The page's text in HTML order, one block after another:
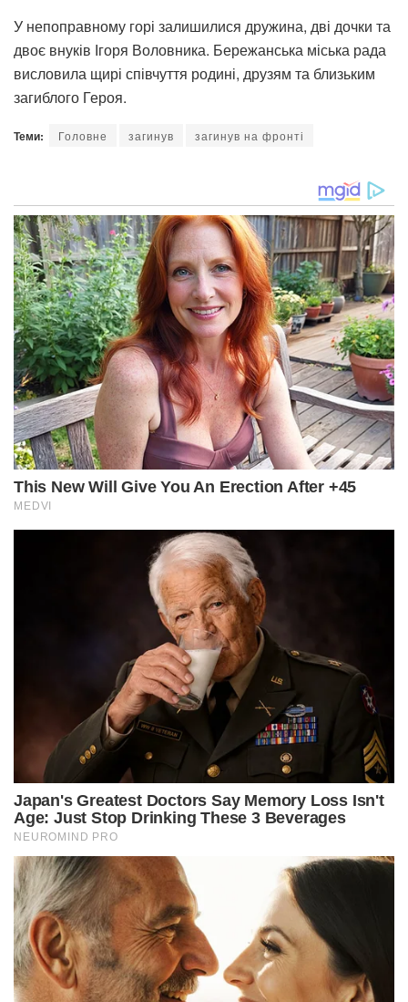
У непоправному горі залишилися дружина, дві дочки та
двоє внуків Ігоря Воловника. Бережанська міська рада
висловила щирі співчуття родині, друзям та близьким
загиблого Героя.
Теми: Головне загинув загинув на фронті